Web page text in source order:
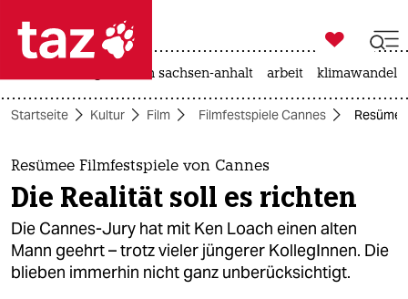
 taz zahl ich
taz zahl ich
themen
politik
öko

taz zahl ich
landtagswahl in sachsen-anhalt arbeit klimawandel
Startseite Kultur Film Filmfestspiele Cannes
Resümee Filmfestspiele von Cannes
Die Realität soll es richten
Die Cannes-Jury hat mit Ken Loach einen alten
Mann geehrt – trotz vieler jüngerer KollegInnen. Die
blieben immerhin nicht ganz unberücksichtigt.